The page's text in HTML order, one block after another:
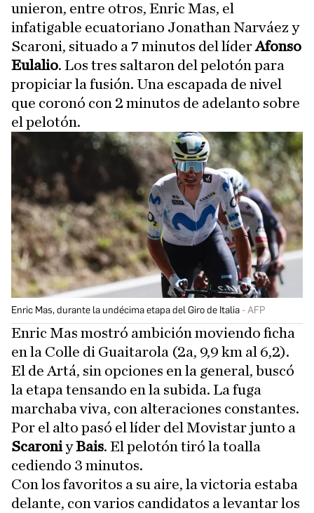
unieron, entre otros, Enric Mas, el
infatigable ecuatoriano Jonathan Narváez y
Scaroni, situado a 7 minutos del líderAfonso
Eulalio. Los tres saltaron del pelotón para
propiciar la fusión. Una escapada de nivel
que coronó con 2 minutos de adelanto sobre
el pelotón.
Enric Mas, durante la undécima etapa del Giro de Italia AFP
Enric Mas mostró ambición moviendo ficha
en la Colle di Guaitarola (2a, 9,9 km al 6,2).
El de Artá, sin opciones en la general, buscó
la etapa tensando en la subida. La fuga
marchaba viva, con alteraciones constantes.
Por el alto pasó el líder del Movistar junto a
ScaroniyBais. El pelotón tiró la toalla
cediendo 3 minutos.
Con los favoritos a su aire, la victoria estaba
delante, con varios candidatos a levantar los